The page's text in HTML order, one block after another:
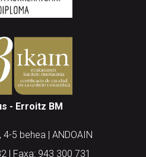
- Erroitz BM
4-5 behea | ANDOAIN